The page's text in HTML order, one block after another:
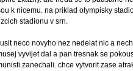
k nicemu. na priklad olympisky
stadionu v srn.
neco novyho nez nedelat nic a
vyvijet dal a pan tresnak se
zanechali. chce vytvorit zase